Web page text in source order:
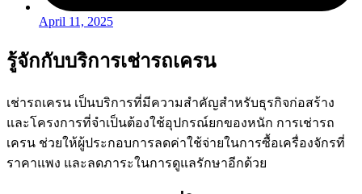
April 11, 2025
รู้จักกับบริการเช่ารถเครน
เช่ารถเครน เป็นบริการที่มีความสำคัญสำหรับธุรกิจก่อสร้าง
และโครงการที่จำเป็นต้องใช้อุปกรณ์ยกของหนัก การเช่ารถ
เครน ช่วยให้ผู้ประกอบการลดค่าใช้จ่ายในการซื้อเครื่องจักรที่
ราคาแพง และลดภาระในการดูแลรักษาอีกด้วย